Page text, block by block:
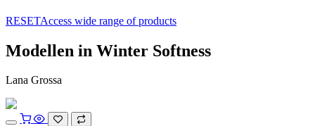
RESETAccess wide range of products
Modellen in Winter Softness
Lana Grossa